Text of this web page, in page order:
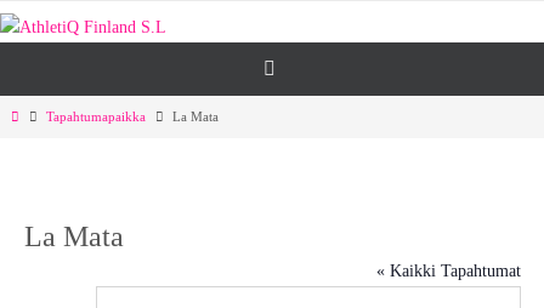
Skip
to
HomeTapahtumapaikka La Mata
La Mata
« Kaikki Tapahtumat